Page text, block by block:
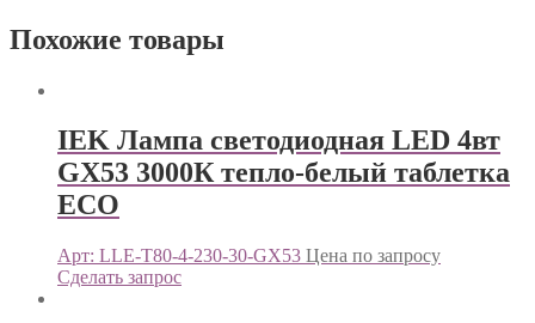
Похожие товары
IEK Лампа светодиодная LED 4вт
GX53 3000К тепло-белый таблетка
ECO
Арт: LLE-T80-4-230-30-GX53 Цена по запросу
Сделать запрос